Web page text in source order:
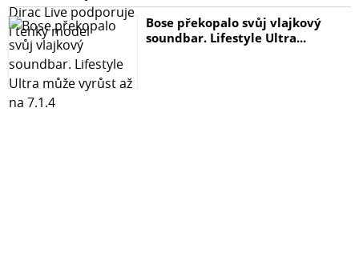
Bose překopalo svůj vlajkový
soundbar. Lifestyle Ultra...